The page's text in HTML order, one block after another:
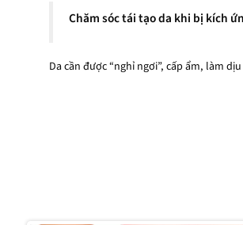
Chăm sóc tái tạo da khi bị kích
Da cần được “nghỉ ngơi”, cấp ẩm, làm